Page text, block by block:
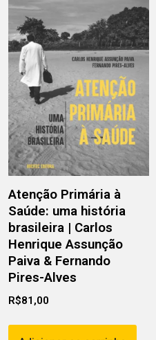
Atenção Primária à
Saúde: uma história
brasileira | Carlos
Henrique Assunção
Paiva & Fernando
Pires-Alves
R$81,00